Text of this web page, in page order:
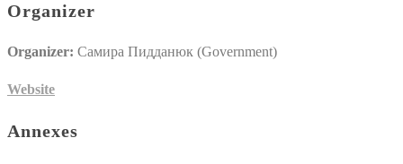
Organizer
Organizer: Самира Пидданюк (Government)
Website
Annexes